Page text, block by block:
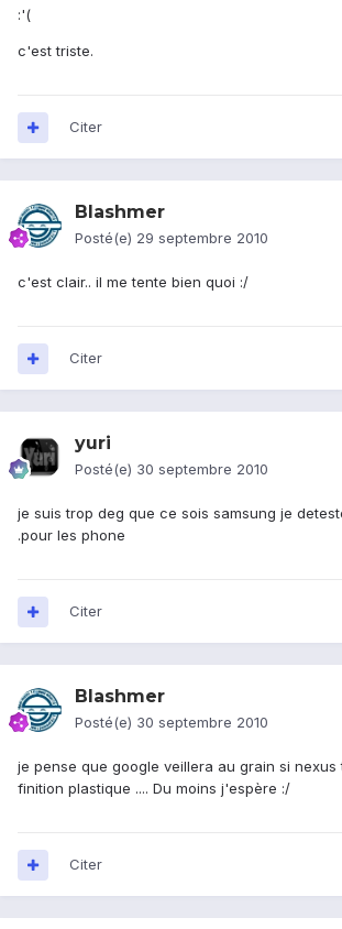
:'(
c'est triste.
Citer
Blashmer
Posté(e) 29 septembre 2010
c'est clair.. il me tente bien quoi :/
Citer
yuri
Posté(e) 30 septembre 2010
je suis trop deg que ce sois samsung je
.pour les phone
Citer
Blashmer
Posté(e) 30 septembre 2010
je pense que google veillera au grain si nexus
finition plastique .... Du moins j'espère :/
Citer